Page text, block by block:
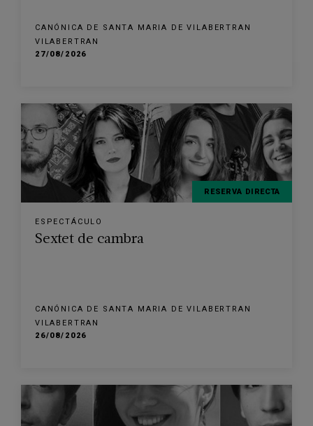
CANÓNICA DE SANTA MARIA DE VILABERTRAN
VILABERTRAN
27/08/2026
RESERVA DIRECTA
ESPECTÁCULO
Sextet de cambra
CANÓNICA DE SANTA MARIA DE VILABERTRAN
VILABERTRAN
26/08/2026